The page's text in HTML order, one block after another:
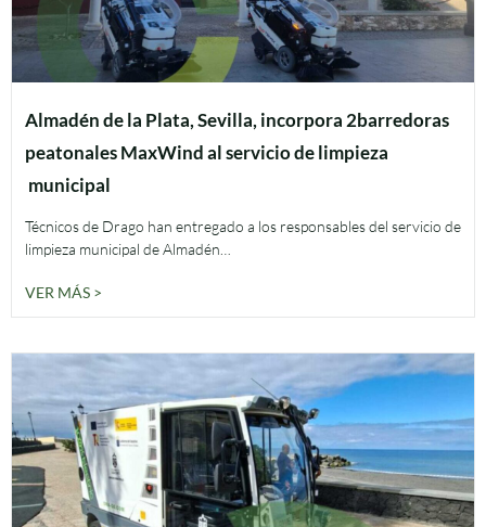
Almadén de la Plata, Sevilla, incorpora 2barredoras
peatonales MaxWind al servicio de limpieza
municipal
Técnicos de Drago han entregado a los responsables del servicio de
limpieza municipal de Almadén…
VER MÁS >